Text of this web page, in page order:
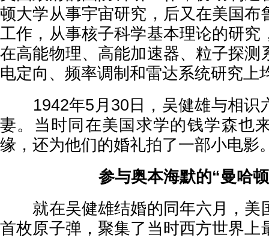
顿大学从事宇宙研究，后又在美国布
工作，从事核子科学基本理论的研究
在高能物理、高能加速器、粒子探测
电定向、频率调制和雷达系统研究上
1942年5月30日，吴健雄与相识
妻。当时同在美国求学的钱学森也
缘，还为他们的婚礼拍了一部小电影
参与奥本海默的“曼哈
就在吴健雄结婚的同年六月，美
首枚原子弹，聚集了当时西方世界上